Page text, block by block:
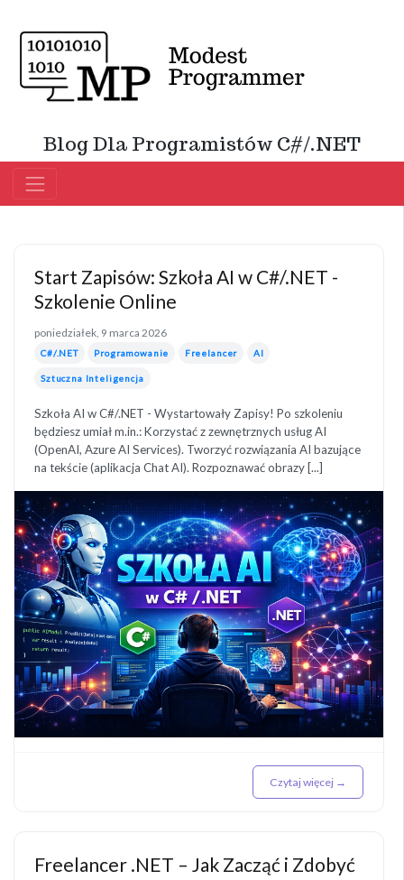
Blog Dla Programistów C#/.NET
Start Zapisów: Szkoła AI w C#/.NET -
Szkolenie Online
poniedziałek, 9 marca 2026
C#/.NET Programowanie Freelancer AI
Sztuczna Inteligencja
Szkoła AI w C#/.NET - Wystartowały Zapisy! Po szkoleniu
będziesz umiał m.in.: Korzystać z zewnętrznych usług AI
(OpenAI, Azure AI Services). Tworzyć rozwiązania AI bazujące
na tekście (aplikacja Chat AI). Rozpoznawać obrazy [...]
Czytaj więcej →
Freelancer .NET – Jak Zacząć i Zdobyć